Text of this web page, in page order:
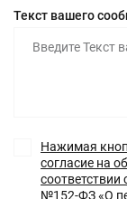
Текст вашего
Нажимая
согласие на
№152-ФЗ «О